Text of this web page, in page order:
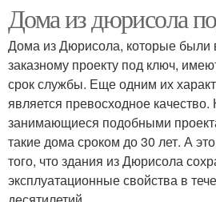
Дома из дюрисола
Дома из Дюрисола, которые
заказному проекту под ключ,
срок службы. Еще одним их
является превосходное
занимающиеся подобными
такие дома сроком до 30 лет. А
того, что здания из Дюрисола
эксплуатационные свойства в